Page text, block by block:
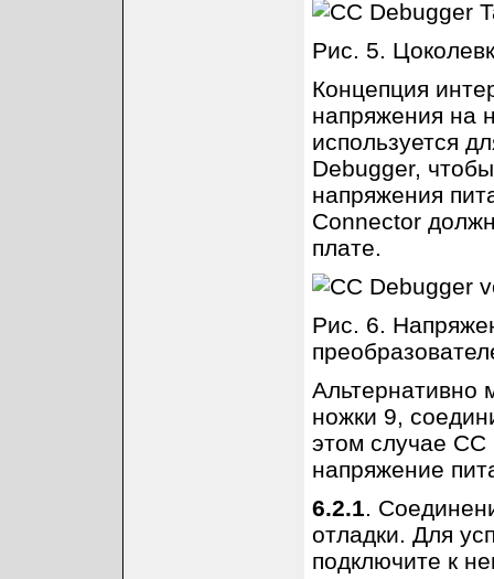
Рис. 5.
Концепция
напряжения на
используется
Debugger,
напряжения
Connector
плате.
Рис. 6.
Альтернативно
ножки 9,
этом случае CC
напряжение
6.2.1.
отладки. Для
подключите к